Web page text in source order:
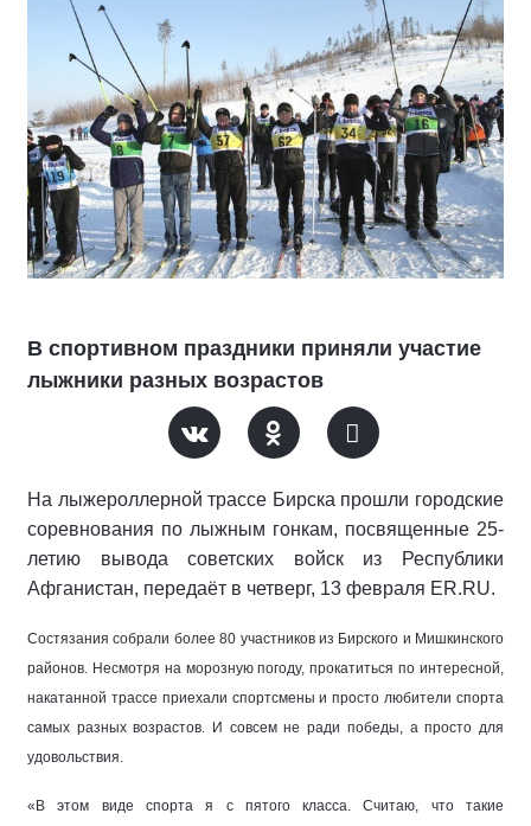
В спортивном праздники приняли участие
лыжники разных возрастов
На лыжероллерной трассе Бирска прошли городские
соревнования по лыжным гонкам, посвященные 25-
летию вывода советских войск из Республики
Афганистан, передаёт в четверг, 13 февраля ER.RU.
Состязания собрали более 80 участников из Бирского и Мишкинского
районов. Несмотря на морозную погоду, прокатиться по интересной,
накатанной трассе приехали спортсмены и просто любители спорта
самых разных возрастов. И совсем не ради победы, а просто для
удовольствия.
«В этом виде спорта я с пятого класса. Считаю, что такие